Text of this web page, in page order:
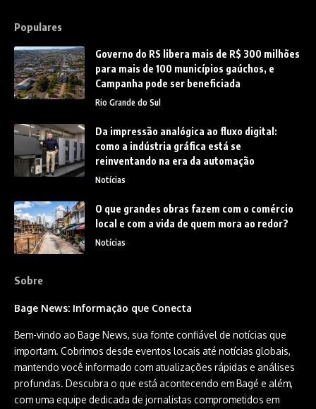
Populares
Governo do RS libera mais de R$ 300 milhões
para mais de 100 municípios gaúchos, e
Campanha pode ser beneficiada
Rio Grande do Sul
Da impressão analógica ao fluxo digital:
como a indústria gráfica está se
reinventando na era da automação
Notícias
O que grandes obras fazem com o comércio
local e com a vida de quem mora ao redor?
Notícias
Sobre
Bage News: Informação que Conecta
Bem-vindo ao Bage News, sua fonte confiável de notícias que
importam. Cobrimos desde eventos locais até notícias globais,
mantendo você informado com atualizações rápidas e análises
profundas. Descubra o que está acontecendo em Bagé e além,
com uma equipe dedicada de jornalistas comprometidos em